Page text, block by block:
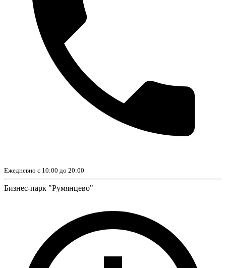
Ежедневно с 10:00 до 20:00
Бизнес-парк "Румянцево"